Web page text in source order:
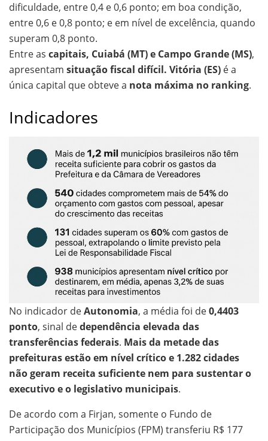
dificuldade, entre 0,4 e 0,6 ponto; em boa condição,
entre 0,6 e 0,8 ponto; e em nível de excelência, quando
superam 0,8 ponto.
Entre as capitais, Cuiabá (MT) e Campo Grande (MS),
apresentam situação fiscal difícil. Vitória (ES) é a
única capital que obteve a nota máxima no ranking.
Indicadores
No indicador deAutonomia, a média foi de0,4403
ponto, sinal dedependência elevada das
transferências federais. Mais da metade das
prefeituras estão em nível crítico e 1.282 cidades
não geram receita suficiente nem para sustentar o
executivo e o legislativo municipais.
De acordo com a Firjan, somente o Fundo de
Participação dos Municípios (FPM) transferiu R$ 177